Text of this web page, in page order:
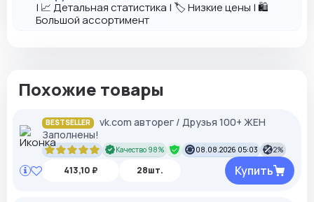
| 📈 Детальная статистика | 🏷️ Низкие цены | 🛍️
Большой ассортимент
Похожие товары
BESTSELLER
vk.com авторег / Друзья 100+ ЖЕН
Заполнены!
Качество 98% 08.08.2026 05:03 2%
413,10 ₽ 28шт. Купить